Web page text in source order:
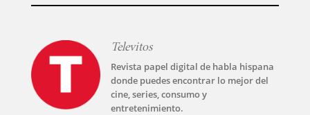
Televitos
Revista papel digital de habla hispana
donde puedes encontrar lo mejor del
cine, series, consumo y
entretenimiento.